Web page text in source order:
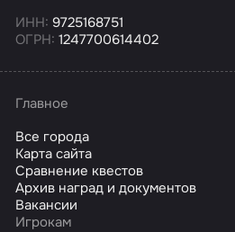
ИНН: 9725168751
ОГРН: 1247700614402
Главное
Все города
Карта сайта
Сравнение квестов
Архив наград и документов
Вакансии
Игрокам